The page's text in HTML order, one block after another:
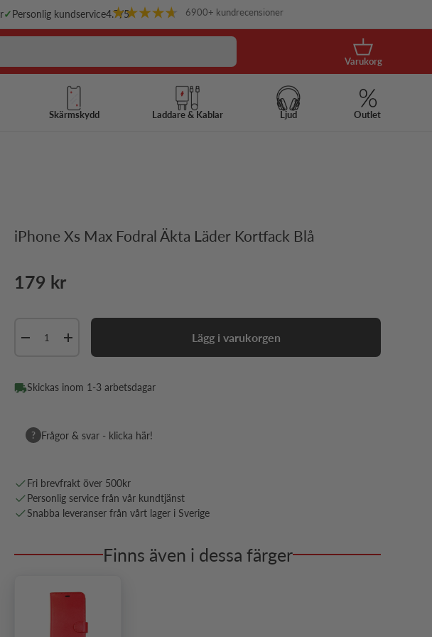
✓ Personlig kundservice4.7/5 6900+ kundrecensioner
Korg
Varukorg
Skärmskydd Laddare & Kablar Ljud Outlet
iPhone Xs Max Fodral Äkta Läder Kortfack Blå
Ordinarie pris
179 kr
Minska antalÖka antal Lägg i varukorgen
Skickas inom 1-3 arbetsdagar
? Frågor & svar - klicka här!
Fri brevfrakt över 500kr
Personlig service från vår kundtjänst
Snabba leveranser från vårt lager i Sverige
Finns även i dessa färger